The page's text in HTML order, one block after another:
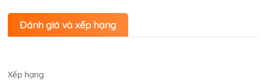
Đánh giá và xếp hạng
Xếp hạng